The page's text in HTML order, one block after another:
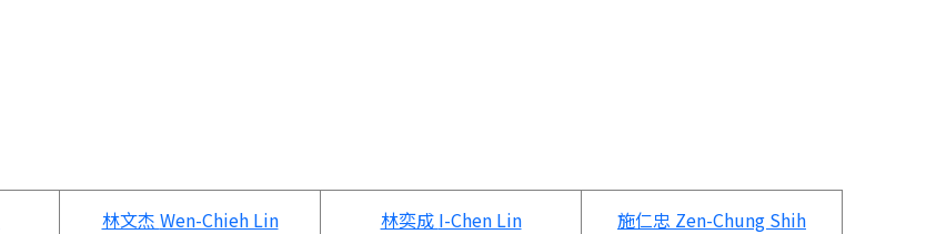
林文杰 Wen-Chieh Lin 林奕成 I-Chen Lin 施仁忠 Zen-Chung Shih